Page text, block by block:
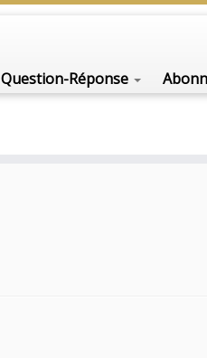
Question-Réponse